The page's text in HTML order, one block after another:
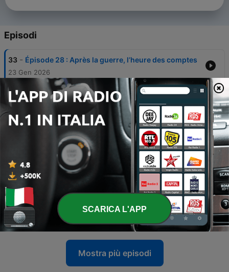
Episodi
33 - Épisode 28 : Après la guerre, l’heure des comptes
23 Gen 2026
32 - Episode 27 : Du projet Manhattan à la capitulation
du Japon, la fin de la Seconde Guerre Mondiale
Épisode 26 : La lente agonie du Japon.
30 - Épisode 25 : La fin du Troisième Reich.
26 Lug 2023
29
Épisode 24 : La dernière offensive de Hitler à
l’ouest.
03 Gen 2022
Mostra più episodi
SCARICA L'APP